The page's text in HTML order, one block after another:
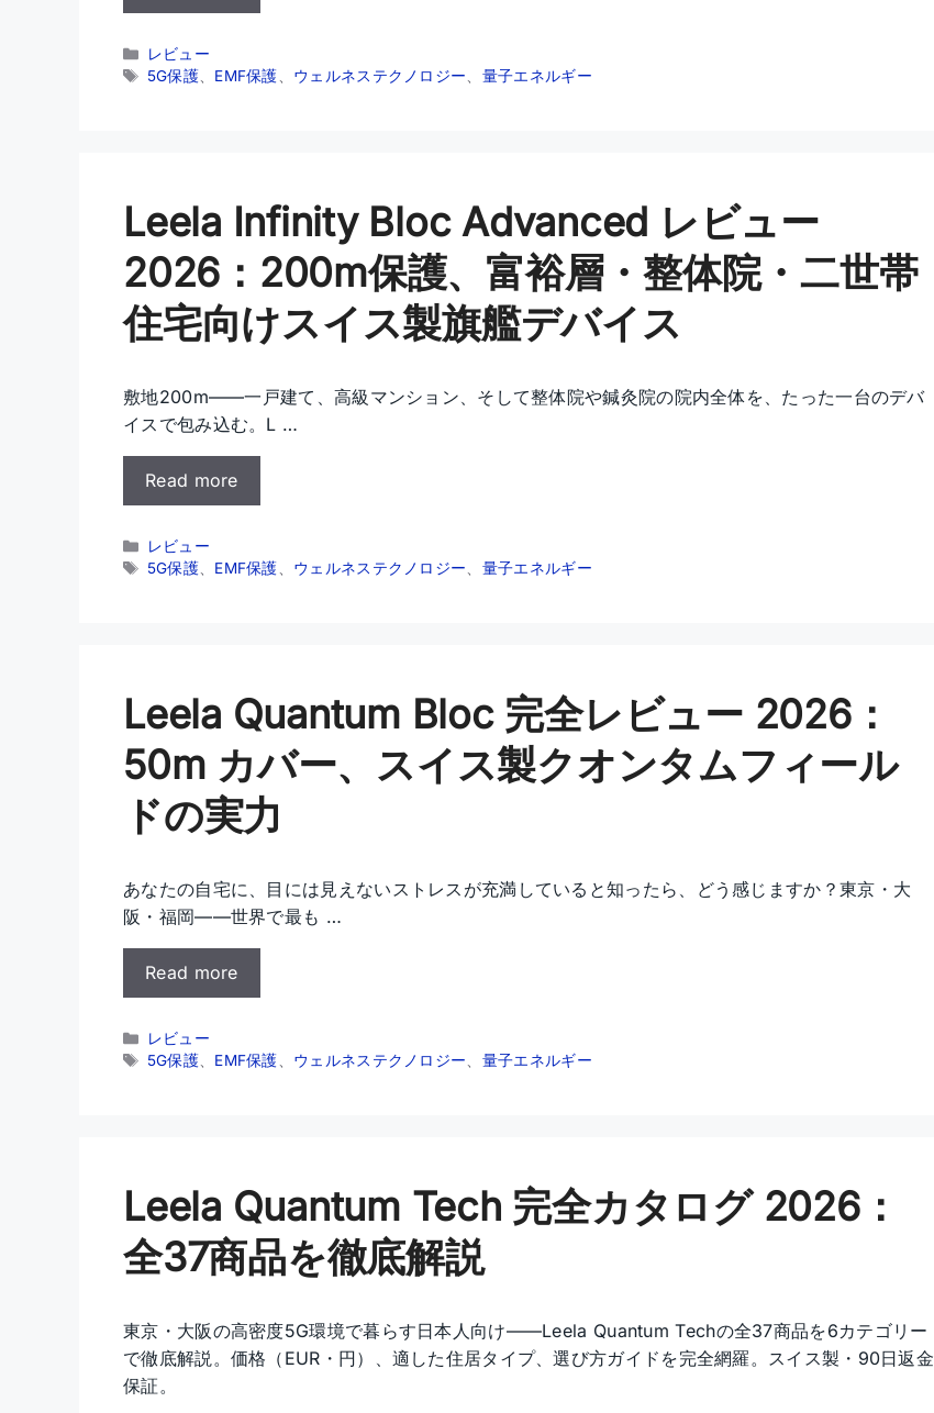
カ
テ
レビュー
タ
5G保護、 EMF保護 ウェルネステクノロジー 量子エネルギー
Leela Infinity Bloc Advanced レビュー
2026：200m保護、富裕層・整体院・二世帯
住宅向けスイス製旗艦デバイス
敷地200m——一戸建て、高級マンション、そして整体院や鍼灸院の院内全体を、たった一台のデバ
イスで包み込む。L …
Read more
カ
テ
レビュー
タ
5G保護、 EMF保護 ウェルネステクノロジー 量子エネルギー
Leela Quantum Bloc 完全レビュー 2026：
50m カバー、スイス製クオンタムフィール
ドの実力
あなたの自宅に、目には見えないストレスが充満していると知ったら、どう感じますか？東京・大
阪・福岡——世界で最も …
Read more
カ
テ
レビュー
タ
5G保護、 EMF保護、 ウェルネステクノロジー、 量子エネルギー
Leela Quantum Tech 完全カタログ 2026：
全37商品を徹底解説
東京・大阪の高密度5G環境で暮らす日本人向け——Leela Quantum Techの全37商品を6カテゴリー
で徹底解説。価格（EUR・円）、適した住居タイプ、選び方ガイドを完全網羅。スイス製・90日返金
保証。